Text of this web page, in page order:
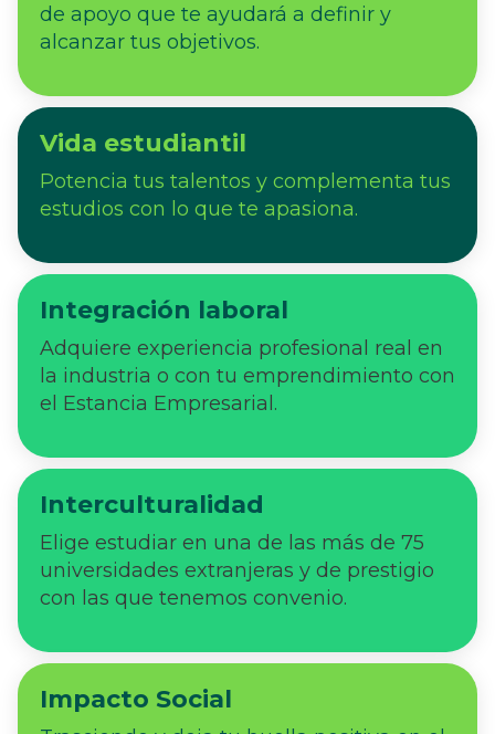
de apoyo que te ayudará a definir y
alcanzar tus objetivos.
Vida estudiantil
Potencia tus talentos y complementa tus
estudios con lo que te apasiona.
Integración laboral
Adquiere experiencia profesional real en
la industria o con tu emprendimiento con
el Estancia Empresarial.
Interculturalidad
Elige estudiar en una de las más de 75
universidades extranjeras y de prestigio
con las que tenemos convenio.
Impacto Social